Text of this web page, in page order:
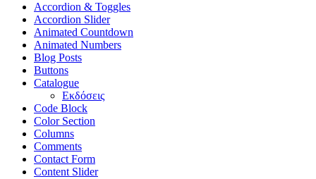
Accordion & Toggles
Accordion Slider
Animated Countdown
Animated Numbers
Blog Posts
Buttons
Catalogue
Εκδόσεις
Code Block
Color Section
Columns
Comments
Contact Form
Content Slider